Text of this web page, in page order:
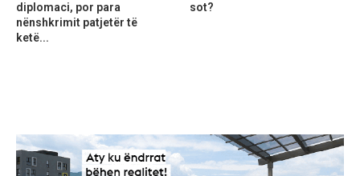
diplomaci, por para
nënshkrimit patjetër të
ketë...
sot?